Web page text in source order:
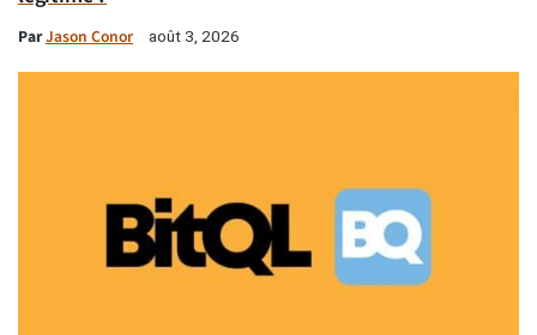
ParJason Conor août 3, 2026